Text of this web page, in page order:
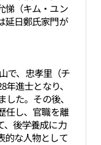
悌（キム・ユン
延日鄭氏家門が
で、忠孝里（チ
進士となり、
た。その後、
任し、官職を離
、後学養成に力
的な人物として